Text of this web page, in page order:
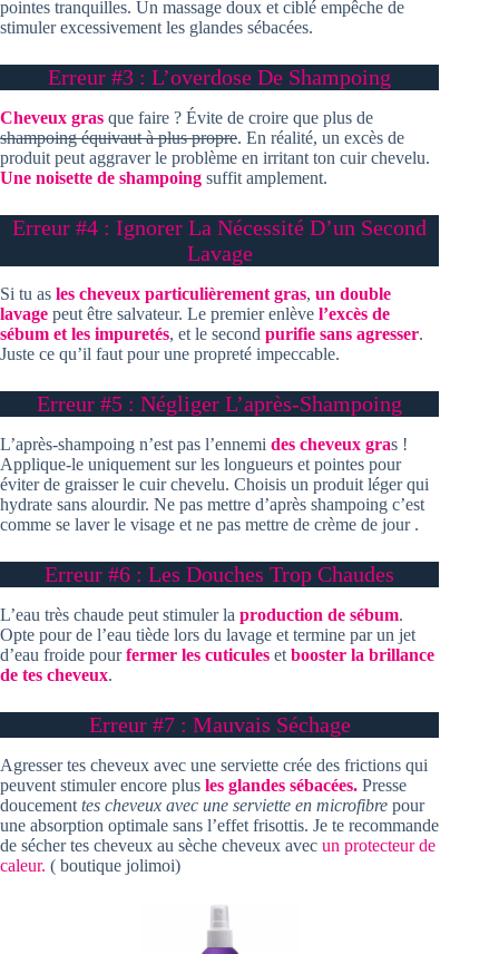
pointes tranquilles. Un massage doux et ciblé empêche de
stimuler excessivement les glandes sébacées.
Erreur #3 : L’overdose De Shampoing
Cheveux gras que faire ? Évite de croire que plus de
shampoing équivaut à plus propre. En réalité, un excès de
produit peut aggraver le problème en irritant ton cuir chevelu.
Une noisette de shampoing suffit amplement.
Erreur #4 : Ignorer La Nécessité D’un Second
Lavage
Si tu as les cheveux particulièrement gras, un double
lavage peut être salvateur. Le premier enlève l’excès de
sébum et les impuretés, et le second purifie sans agresser.
Juste ce qu’il faut pour une propreté impeccable.
Erreur #5 : Négliger L’après-Shampoing
L’après-shampoing n’est pas l’ennemi des cheveux gras !
Applique-le uniquement sur les longueurs et pointes pour
éviter de graisser le cuir chevelu. Choisis un produit léger qui
hydrate sans alourdir. Ne pas mettre d’après shampoing c’est
comme se laver le visage et ne pas mettre de crème de jour .
Erreur #6 : Les Douches Trop Chaudes
L’eau très chaude peut stimuler la production de sébum.
Opte pour de l’eau tiède lors du lavage et termine par un jet
d’eau froide pourfermer les cuticules et booster la brillance
de tes cheveux.
Erreur #7 : Mauvais Séchage
Agresser tes cheveux avec une serviette crée des frictions qui
peuvent stimuler encore plus les glandes sébacées. Presse
doucement tes cheveux avec une serviette en microfibre pour
une absorption optimale sans l’effet frisottis. Je te recommande
de sécher tes cheveux au sèche cheveux avec un protecteur de
caleur. ( boutique jolimoi)